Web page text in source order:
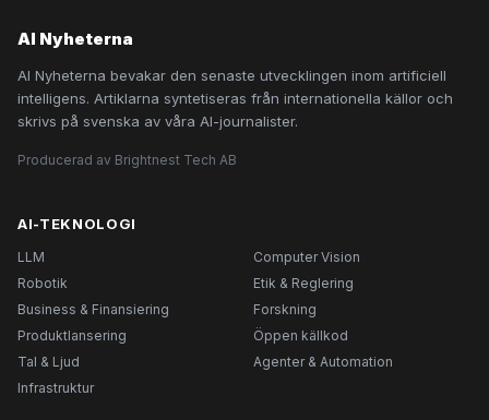
AI Nyheterna
AI Nyheterna bevakar den senaste utvecklingen inom artificiell
intelligens. Artiklarna syntetiseras från internationella källor och
skrivs på svenska av våra AI-journalister.
Producerad av Brightnest Tech AB
AI-TEKNOLOGI
LLM
Computer Vision
Robotik
Etik & Reglering
Business & Finansiering
Forskning
Produktlansering
Öppen källkod
Tal & Ljud
Agenter & Automation
Infrastruktur